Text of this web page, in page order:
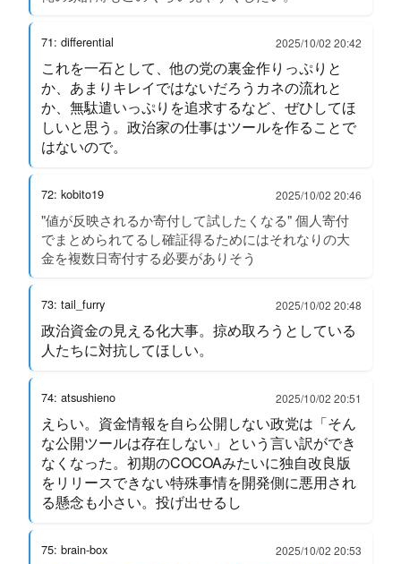
71: differential 2025/10/02 20:42
これを一石として、他の党の裏金作りっぷりと
か、あまりキレイではないだろうカネの流れと
か、無駄遣いっぷりを追求するなど、ぜひしてほ
しいと思う。政治家の仕事はツールを作ることで
はないので。
72: kobito19 2025/10/02 20:46
"値が反映されるか寄付して試したくなる" 個人寄付
でまとめられてるし確証得るためにはそれなりの大
金を複数日寄付する必要がありそう
73: tail_furry 2025/10/02 20:48
政治資金の見える化大事。掠め取ろうとしている
人たちに対抗してほしい。
74: atsushieno 2025/10/02 20:51
えらい。資金情報を自ら公開しない政党は「そん
な公開ツールは存在しない」という言い訳ができ
なくなった。初期のCOCOAみたいに独自改良版
をリリースできない特殊事情を開発側に悪用され
る懸念も小さい。投げ出せるし
75: brain-box 2025/10/02 20:53